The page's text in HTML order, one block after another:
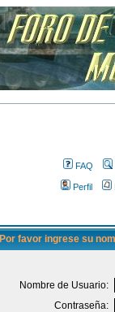
FAQ
Perfil
Por favor ingrese su
Nombre de Usuario:
Contraseña: